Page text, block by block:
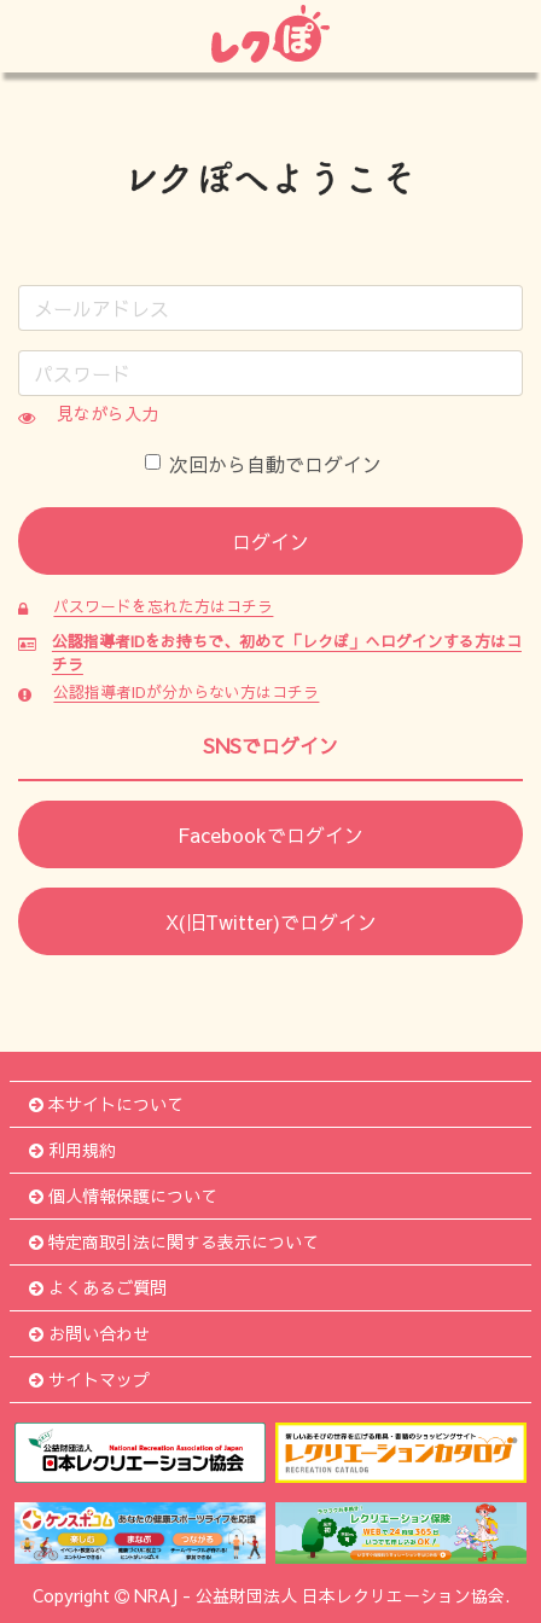
見ながら入力
次回から自動でログイン
ログイン
パスワードを忘れた方はコチラ
公認指導者IDをお持ちで、初めて「レクぽ」へログインする方はコ
チラ
公認指導者IDが分からない方はコチラ
SNSでログイン
Facebookでログイン
X(旧Twitter)でログイン
本サイトについて
利用規約
個人情報保護について
特定商取引法に関する表示について
よくあるご質問
お問い合わせ
サイトマップ
Copyright NRAJ - 公益財団法人 日本レクリエーション協会.